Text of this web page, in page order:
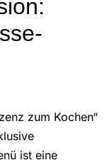
zum Kochen“
ist eine